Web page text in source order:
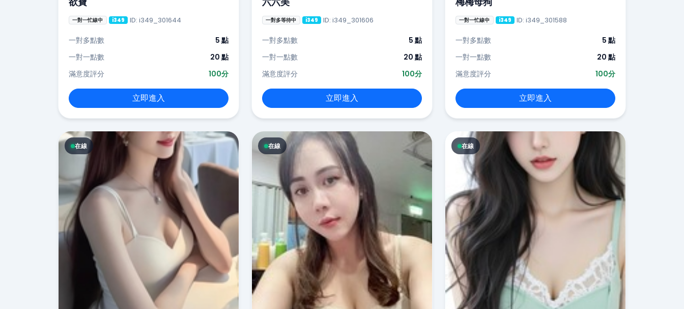
一對一忙線中 i349 ID: i349_301644
一對多點數
5 點
一對一點數
20 點
滿意度評分
100分
立即進入
一對多等待中 i349 ID: i349_301606
一對多點數
5 點
一對一點數
20 點
滿意度評分
100分
立即進入
一對一忙線中 i349 ID: i349_301588
一對多點數
5 點
一對一點數
20 點
滿意度評分
100分
立即進入
在線 在線 在線